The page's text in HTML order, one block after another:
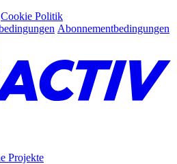
Cookie Politik
Abonnementbedingungen
Projekte